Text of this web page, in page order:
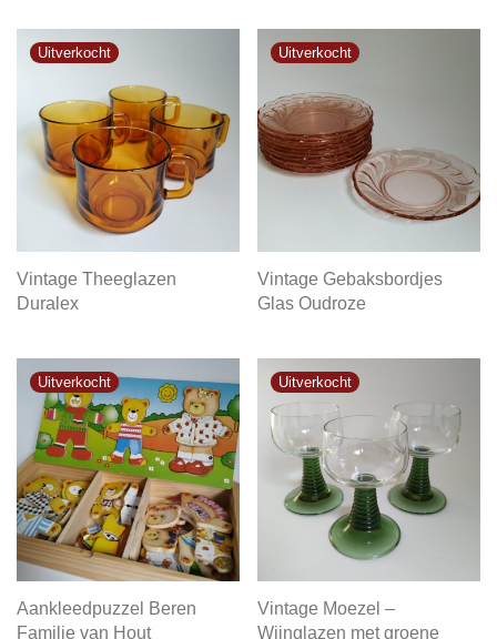
Vintage Theeglazen
Duralex
Vintage Gebaksbordjes
Glas Oudroze
Aankleedpuzzel Beren
Familie van Hout
Vintage Moezel –
Wijnglazen met groene